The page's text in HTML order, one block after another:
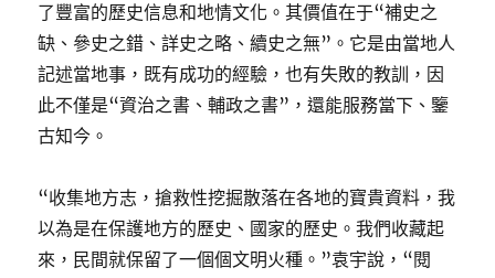
了豐富的歷史信息和地情文化。其價值在于“補史之
缺、參史之錯、詳史之略、續史之無”。它是由當地人
記述當地事，既有成功的經驗，也有失敗的教訓，因
此不僅是“資治之書、輔政之書”，還能服務當下、鑒
古知今。
“收集地方志，搶救性挖掘散落在各地的寶貴資料，我
以為是在保護地方的歷史、國家的歷史。我們收藏起
來，民間就保留了一個個文明火種。”袁宇說，“閱